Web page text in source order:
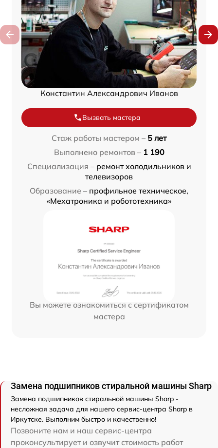
Константин Александрович Иванов
Вызвать мастера
Стаж работы мастером – 5 лет
Выполнено ремонтов – 1 190
Специализация – ремонт холодильников и
телевизоров
Образование – профильное техническое,
«Мехатроника и робототехника»
Вы можете ознакомиться с сертификатом
мастера
Замена подшипников стиральной машины Sharp
Замена подшипников стиральной машины Sharp -
несложная задача для нашего сервис-центра Sharp в
Иркутске. Выполним быстро и качественно!
Позвоните нам и наш сервис-центра
проконсультирует и озвучит стоимость работ